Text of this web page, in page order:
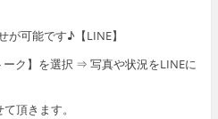
可能です♪【LINE】
ーク】を選択 ⇒ 写真や状況をLINEに
頂きます。